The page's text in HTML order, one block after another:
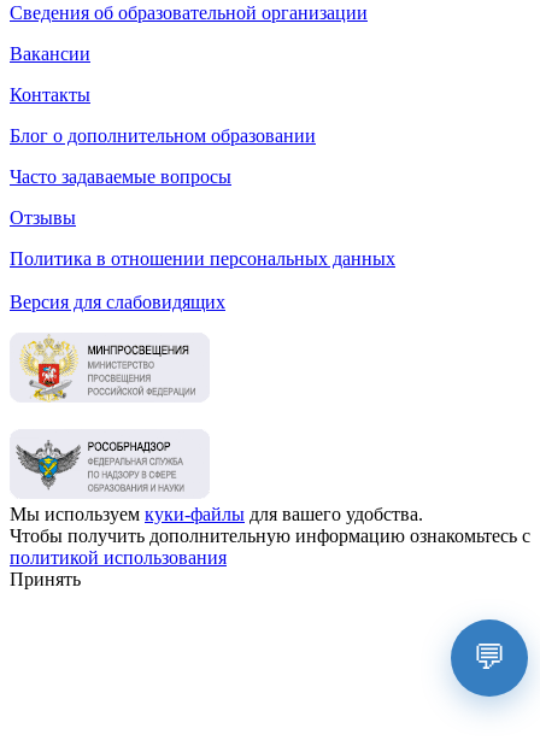
Сведения об образовательной организации
Вакансии
Контакты
Блог о дополнительном образовании
Часто задаваемые вопросы
Отзывы
Политика в отношении персональных данных
Версия для слабовидящих
💬
Мы используем куки-файлы для вашего удобства.
Чтобы получить дополнительную информацию ознакомьтесь с
политикой использования
Принять